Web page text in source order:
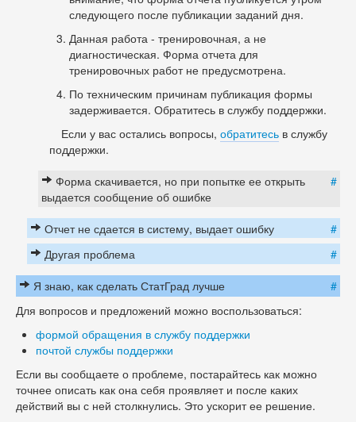
следующего после публикации заданий дня.
Данная работа - тренировочная, а не
диагностическая. Форма отчета для
тренировочных работ не предусмотрена.
По техническим причинам публикация формы
задерживается. Обратитесь в службу поддержки.
Если у вас остались вопросы, обратитесь в службу
поддержки.
Форма скачивается, но при попытке ее открыть
выдается сообщение об ошибке
#
Отчет не сдается в систему, выдает ошибку
#
Другая проблема
#
Я знаю, как сделать СтатГрад лучше
#
Для вопросов и предложений можно воспользоваться:
формой обращения в службу поддержки
почтой службы поддержки
Если вы сообщаете о проблеме, постарайтесь как можно
точнее описать как она себя проявляет и после каких
действий вы с ней столкнулись. Это ускорит ее решение.